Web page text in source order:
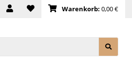
Warenkorb: 0,00 €